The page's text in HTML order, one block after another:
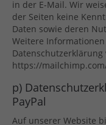
in der E-Mail. Wir
der Seiten keine
Daten sowie deren
Weitere
Datenschutzerklärung
https://
p)
PayPal
Auf unserer Website